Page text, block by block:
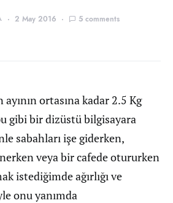
2 May 2016 5 comments
ortasına kadar 2.5 Kg
gibi bir dizüstü bilgisayara
sabahları işe giderken,
veya bir cafede otururken
istediğimde ağırlığı ve
onu yanımda